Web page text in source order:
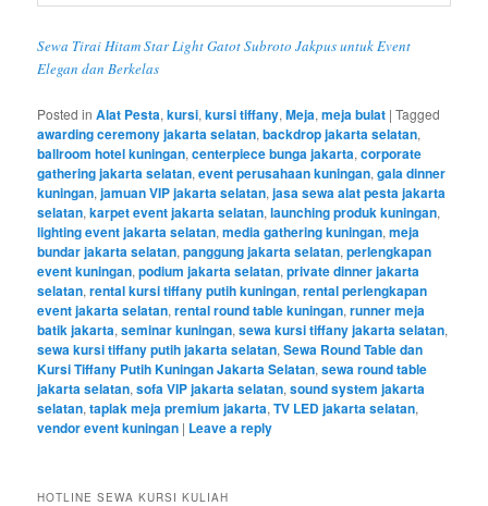
Sewa Tirai Hitam Star Light Gatot Subroto Jakpus untuk Event
Elegan dan Berkelas
Posted in Alat Pesta,kursi,kursi tiffany,Meja,meja bulat |Tagged
awarding ceremony jakarta selatan,backdrop jakarta selatan,
ballroom hotel kuningan,centerpiece bunga jakarta,corporate
gathering jakarta selatan,event perusahaan kuningan,gala dinner
kuningan,jamuan VIP jakarta selatan,jasa sewa alat pesta jakarta
selatan,karpet event jakarta selatan,launching produk kuningan,
lighting event jakarta selatan,media gathering kuningan,meja
bundar jakarta selatan,panggung jakarta selatan,perlengkapan
event kuningan,podium jakarta selatan,private dinner jakarta
selatan,rental kursi tiffany putih kuningan,rental perlengkapan
event jakarta selatan,rental round table kuningan,runner meja
batik jakarta,seminar kuningan,sewa kursi tiffany jakarta selatan,
sewa kursi tiffany putih jakarta selatan,Sewa Round Table dan
Kursi Tiffany Putih Kuningan Jakarta Selatan,sewa round table
jakarta selatan,sofa VIP jakarta selatan,sound system jakarta
selatan,taplak meja premium jakarta,TV LED jakarta selatan,
vendor event kuningan | Leave a reply
HOTLINE SEWA KURSI KULIAH